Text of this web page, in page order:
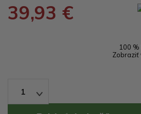
39,93 €
100
Zobraziť
1